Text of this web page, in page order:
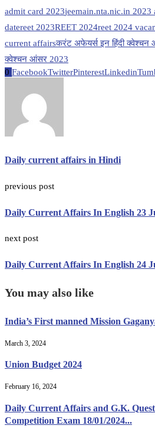
admit card 2023jeemain.nta.nic.in 2023
datereet 2023REET 2024reet 2024
current affairsकरंट अफेयर्स इन हिंदी क्वेश्चन
क्वेश्चन आंसर 2023
0 FacebookTwitterPinterestLinkedin
Daily current affairs in Hindi
previous post
Daily Current Affairs In English 23
next post
Daily Current Affairs In English 24
You may also like
India’s First manned Mission
March 3, 2024
Union Budget 2024
February 16, 2024
Daily Current Affairs and G.K.
Competition Exam 18/01/2024...